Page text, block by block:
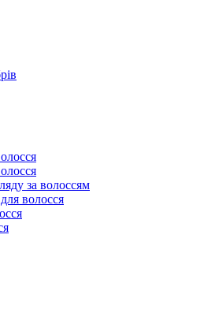
за волоссям
волосся